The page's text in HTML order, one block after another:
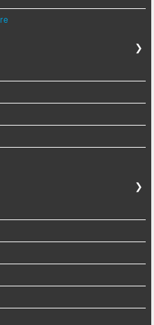
❯
❯